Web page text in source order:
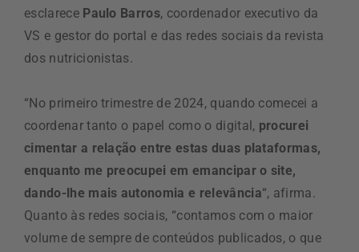
esclarece Paulo Barros, coordenador executivo da
VS e gestor do portal e das redes sociais da revista
dos nutricionistas.
“No primeiro trimestre de 2024, quando comecei a
coordenar tanto o papel como o digital, procurei
cimentar a relação entre estas duas plataformas,
enquanto me preocupei em emancipar o site,
dando-lhe mais autonomia e relevância“, afirma.
Quanto às redes sociais, “contamos com o maior
volume de sempre de conteúdos publicados, o que